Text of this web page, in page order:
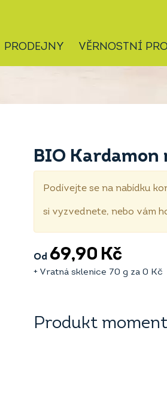
PRODEJNY VĚRNOSTNÍ
BIO Kardamon
Podívejte se na nabídku
si vyzvednete, nebo vám
Od 69,90 Kč
+ Vratná sklenice 70 g za 0 Kč
Produkt